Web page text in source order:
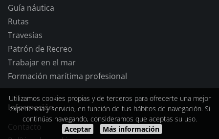
Guía náutica
Rutas
Travesías
Patrón de Recreo
Trabajar en el mar
Formación marítima profesional
Información
Contacto
Utilizamos cookies propias y de terceros para ofrecerte una mejor
experiencia y servicio, en función de tus hábitos de navegación. Si
continúas navegando, consideramos que aceptas su uso.
Aceptar
Más información